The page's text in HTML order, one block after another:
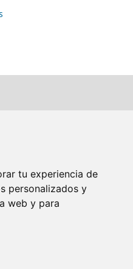
tu experiencia de
personalizados y
web y para